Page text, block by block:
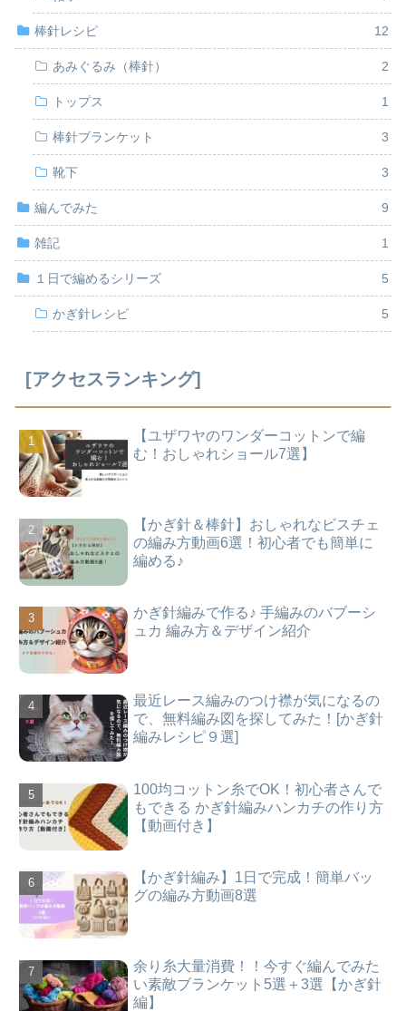
棒針レシピ 12
あみぐるみ（棒針） 2
トップス 1
棒針ブランケット 3
靴下 3
編んでみた 9
雑記 1
１日で編めるシリーズ 5
かぎ針レシピ 5
[アクセスランキング]
【ユザワヤのワンダーコットンで編
む！おしゃれショール7選】
【かぎ針＆棒針】おしゃれなビスチェ
の編み方動画6選！初心者でも簡単に
編める♪
かぎ針編みで作る♪ 手編みのバブーシ
ュカ 編み方＆デザイン紹介
最近レース編みのつけ襟が気になるの
で、無料編み図を探してみた！[かぎ針
編みレシピ９選]
100均コットン糸でOK！初心者さんで
もできる かぎ針編みハンカチの作り方
【動画付き】
【かぎ針編み】1日で完成！簡単バッ
グの編み方動画8選
余り糸大量消費！！今すぐ編んでみた
い素敵ブランケット5選＋3選【かぎ針
編】